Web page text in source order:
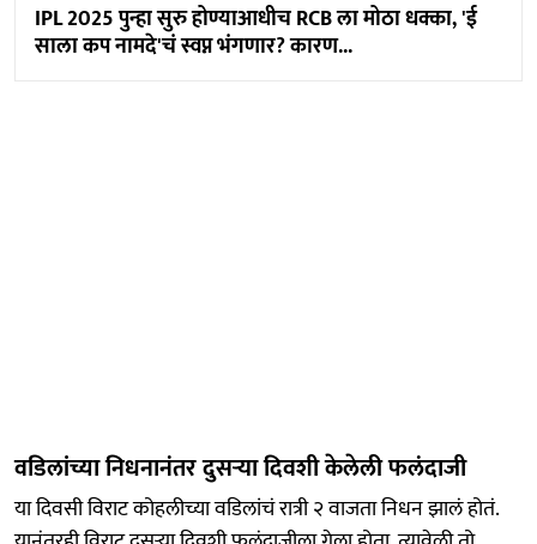
IPL 2025 पुन्हा सुरु होण्याआधीच RCB ला मोठा धक्का, 'ई
साला कप नामदे'चं स्वप्न भंगणार? कारण...
वडिलांच्या निधनानंतर दुसऱ्या दिवशी केलेली फलंदाजी
या दिवसी विराट कोहलीच्या वडिलांचं रात्री २ वाजता निधन झालं होतं.